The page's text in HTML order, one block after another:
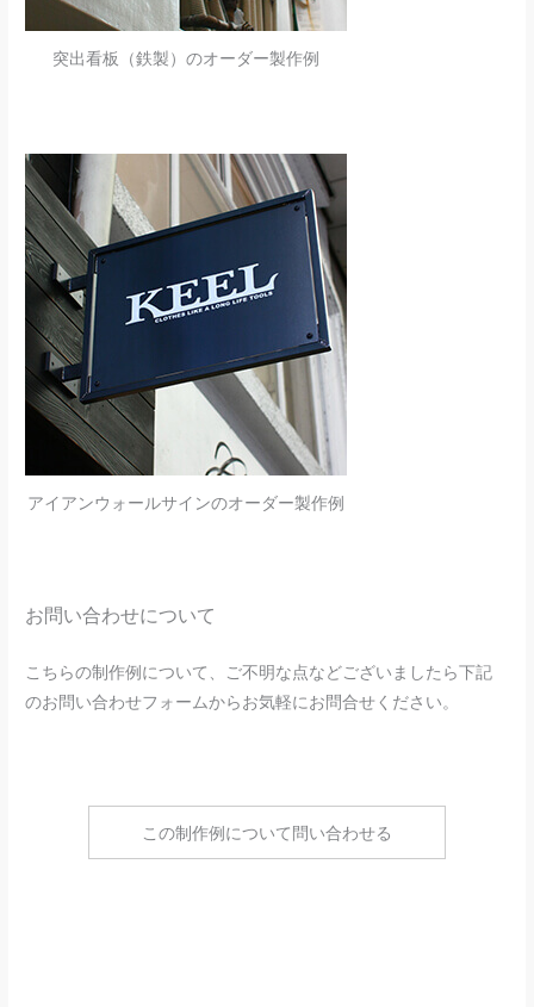
突出看板（鉄製）のオーダー製作例
アイアンウォールサインのオーダー製作例
お問い合わせについて
こちらの制作例について、ご不明な点などございましたら下記
のお問い合わせフォームからお気軽にお問合せください。
この制作例について問い合わせる